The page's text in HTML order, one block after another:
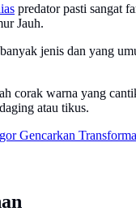
predator pasti sangat
Jauh.
jenis dan yang
corak warna yang
atau tikus.
Gencarkan